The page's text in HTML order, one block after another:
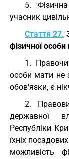
5.
учасник
Стаття 27.
фізичної
1.
особи мати не
обов'язки, є
2.
державної
Республіки
їхніх
можливість